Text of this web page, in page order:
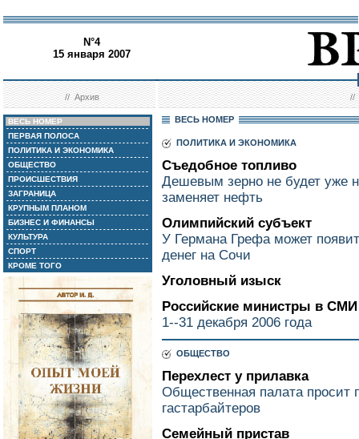
N°4
15 января 2007
//Архив //
ВЕСЬ НОМЕР
ПЕРВАЯ ПОЛОСА
ПОЛИТИКА И ЭКОНОМИКА
ОБЩЕСТВО
ПРОИСШЕСТВИЯ
ЗАГРАНИЦА
КРУПНЫМ ПЛАНОМ
БИЗНЕС И ФИНАНСЫ
КУЛЬТУРА
СПОРТ
КРОМЕ ТОГО
ВЕСЬ НОМЕР
ПОЛИТИКА И ЭКОНОМИКА
Съедобное топливо
Дешевым зерно не будет уже
заменяет нефть
Олимпийский субъект
У Германа Грефа может
денег на Сочи
Уголовный изыск
Российские министры в СМИ
1--31 декабря 2006 года
ОБЩЕСТВО
Перехлест у прилавка
Общественная палата просит
гастарбайтеров
Семейный пристав